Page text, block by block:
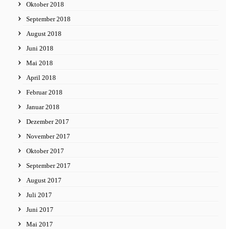
Oktober 2018
September 2018
August 2018
Juni 2018
Mai 2018
April 2018
Februar 2018
Januar 2018
Dezember 2017
November 2017
Oktober 2017
September 2017
August 2017
Juli 2017
Juni 2017
Mai 2017